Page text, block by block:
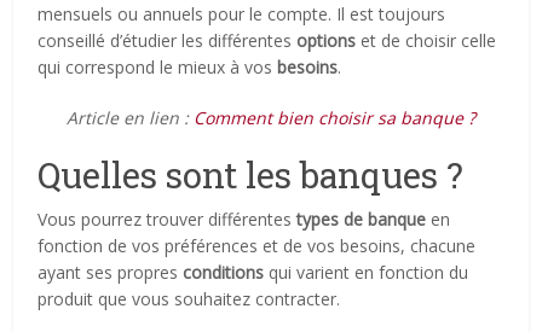
mensuels ou annuels pour le compte. Il est toujours
conseillé d’étudier les différentes options et de choisir celle
qui correspond le mieux à vosbesoins.
Article en lien : Comment bien choisir sa banque ?
Quelles sont les banques ?
Vous pourrez trouver différentestypes de banque en
fonction de vos préférences et de vos besoins, chacune
ayant ses propres conditions qui varient en fonction du
produit que vous souhaitez contracter.